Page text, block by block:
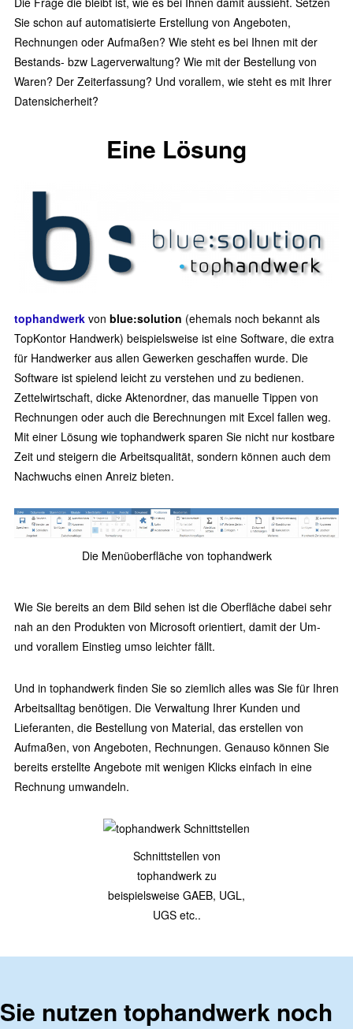
Sie schon auf automatisierte Erstellung von Angeboten,
Rechnungen oder Aufmaßen? Wie steht es bei Ihnen mit der
Bestands- bzw Lagerverwaltung? Wie mit der Bestellung von
Waren? Der Zeiterfassung? Und vorallem, wie steht es mit Ihrer
Datensicherheit?
Eine Lösung
tophandwerk von blue:solution (ehemals noch bekannt als
TopKontor Handwerk) beispielsweise ist eine Software, die extra
für Handwerker aus allen Gewerken geschaffen wurde. Die
Software ist spielend leicht zu verstehen und zu bedienen.
Zettelwirtschaft, dicke Aktenordner, das manuelle Tippen von
Rechnungen oder auch die Berechnungen mit Excel fallen weg.
Mit einer Lösung wie tophandwerk sparen Sie nicht nur kostbare
Zeit und steigern die Arbeitsqualität, sondern können auch dem
Nachwuchs einen Anreiz bieten.
Die Menüoberfläche von tophandwerk
Wie Sie bereits an dem Bild sehen ist die Oberfläche dabei sehr
nah an den Produkten von Microsoft orientiert, damit der Um-
und vorallem Einstieg umso leichter fällt.
Und in tophandwerk finden Sie so ziemlich alles was Sie für Ihren
Arbeitsalltag benötigen. Die Verwaltung Ihrer Kunden und
Lieferanten, die Bestellung von Material, das erstellen von
Aufmaßen, von Angeboten, Rechnungen. Genauso können Sie
bereits erstellte Angebote mit wenigen Klicks einfach in eine
Rechnung umwandeln.
Schnittstellen von
tophandwerk zu
beispielsweise GAEB, UGL,
UGS etc..
Sie nutzen tophandwerk noch